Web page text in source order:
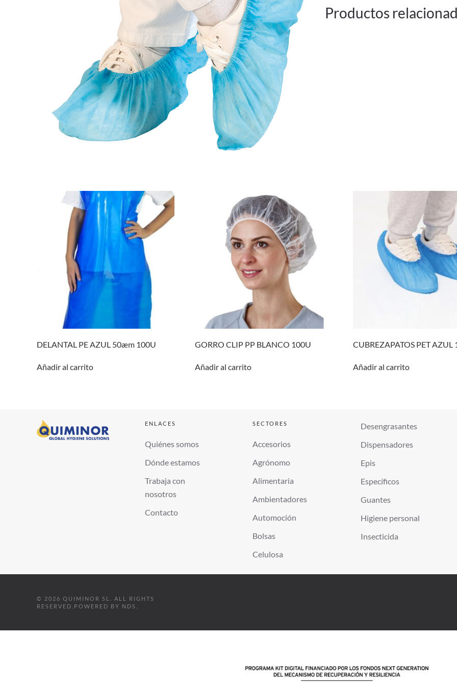
Productos
DELANTAL PE AZUL 50æm 100U
Añadir al carrito
GORRO CLIP PP BLANCO 100U
Añadir al carrito
CUBREZAPATOS PET AZUL
Añadir al carrito
ENLACES
Quiénes somos
Dónde estamos
Trabaja con
nosotros
Contacto
SECTORES
Accesorios
Agrónomo
Alimentaria
Ambientadores
Automoción
Bolsas
Celulosa
Desengrasantes
Dispensadores
Epis
Específicos
Guantes
Higiene personal
Insecticida
© 2026 QUIMINOR SL. ALL RIGHTS
RESERVED. POWERED BY NDS